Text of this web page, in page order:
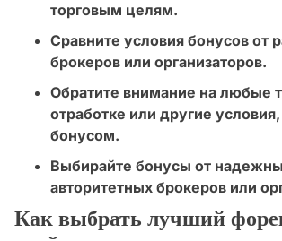
торговым целям.
Сравните условия бонусов от
брокеров или организаторов.
Обратите внимание на любые
отработке или другие
бонусом.
Выбирайте бонусы от
авторитетных брокеров или
Как выбрать лучший